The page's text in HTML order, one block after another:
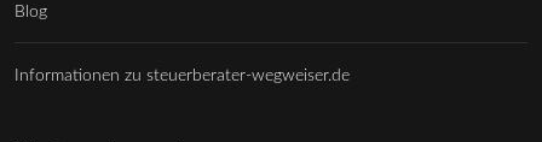
Blog
Informationen zu steuerberater-wegweiser.de